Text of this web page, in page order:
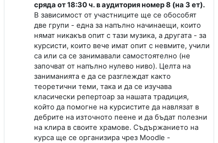
сряда от 18:30 ч. в аудитория номер 8 (на 3 ет).
В зависимост от участниците ще се обособят
две групи - една за напълно начинаещи, които
нямат никакъв опит с тази музика, а другата - за
курсисти, които вече имат опит с невмите, учили
са или са се занимавали самостоятелно (не
започват от напълно нулево ниво). Целта на
заниманията е да се разглеждат както
теоретични теми, така и да се изучава
класически репертоар за нашата традиция,
който да помогне на курсистите да навлязат в
дебрите на източното пеене и да бъдат полезни
на клира в своите храмове. Съдържанието на
курса ще се организира чрез Moodle -